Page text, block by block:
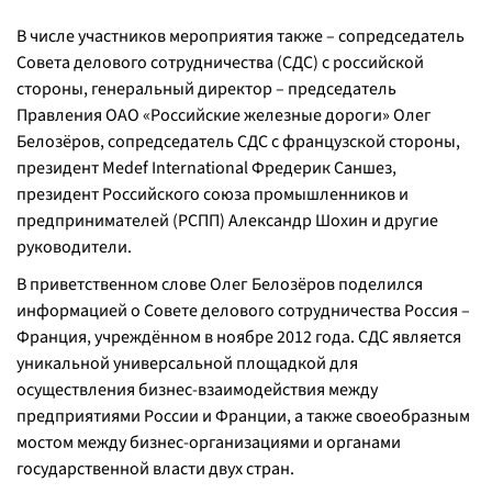
В числе участников мероприятия также – сопредседатель
Совета делового сотрудничества (СДС) с российской
стороны, генеральный директор – председатель
Правления ОАО «Российские железные дороги» Олег
Белозёров, сопредседатель СДС с французской стороны,
президент Medef International Фредерик Саншез,
президент Российского союза промышленников и
предпринимателей (РСПП) Александр Шохин и другие
руководители.
В приветственном слове Олег Белозёров поделился
информацией о Совете делового сотрудничества Россия –
Франция, учреждённом в ноябре 2012 года. СДС является
уникальной универсальной площадкой для
осуществления бизнес-взаимодействия между
предприятиями России и Франции, а также своеобразным
мостом между бизнес-организациями и органами
государственной власти двух стран.